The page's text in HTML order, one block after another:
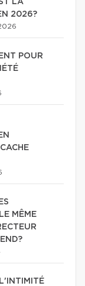
LA
2026?
POUR
MÊME